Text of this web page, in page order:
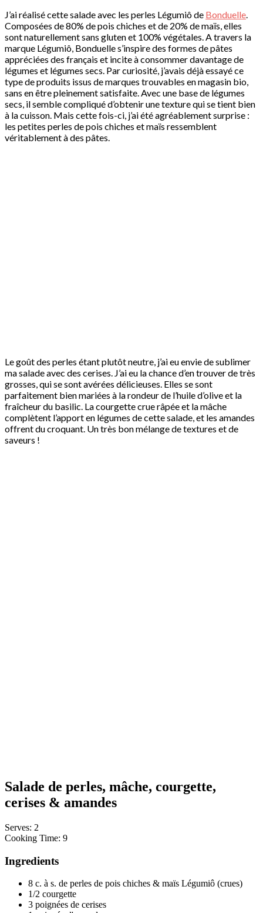
J’ai réalisé cette salade avec les perles Légumiô de Bonduelle
Composées de 80% de pois chiches et de 20% de maïs, elles
sont naturellement sans gluten et 100% végétales. A travers la
marque Légumiô, Bonduelle s’inspire des formes de pâtes
appréciées des français et incite à consommer davantage de
légumes et légumes secs. Par curiosité, j’avais déjà essayé ce
type de produits issus de marques trouvables en magasin bio,
sans en être pleinement satisfaite. Avec une base de légumes
secs, il semble compliqué d’obtenir une texture qui se tient bien
à la cuisson. Mais cette fois-ci, j’ai été agréablement surprise :
les petites perles de pois chiches et maïs ressemblent
véritablement à des pâtes.
Le goût des perles étant plutôt neutre, j’ai eu envie de sublimer
ma salade avec des cerises. J’ai eu la chance d’en trouver de très
grosses, qui se sont avérées délicieuses. Elles se sont
parfaitement bien mariées à la rondeur de l’huile d’olive et la
fraîcheur du basilic. La courgette crue râpée et la mâche
complètent l’apport en légumes de cette salade, et les amandes
offrent du croquant. Un très bon mélange de textures et de
saveurs !
Salade de perles, mâche, courgette,
cerises & amandes
Serves: 2
Cooking Time: 9
Ingredients
8 c. à s. de perles de pois chiches & maïs Légumiô (crues)
1/2 courgette
3 poignées de cerises